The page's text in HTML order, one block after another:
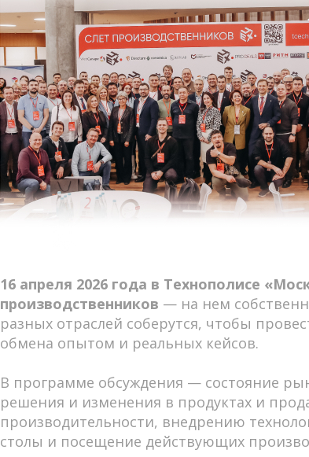
16 апреля 2026 года в Технополисе
производственников — на нем
разных отраслей соберутся, чтобы
обмена опытом и реальных кейсов.
В программе обсуждения — состояние
решения и изменения в продуктах и
производительности, внедрению
столы и посещение действующих